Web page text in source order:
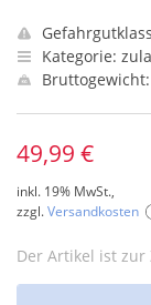
Kategorie:
49,99 €
inkl. 19% MwSt.,
zzgl.Versandkosten
Der Artikel ist